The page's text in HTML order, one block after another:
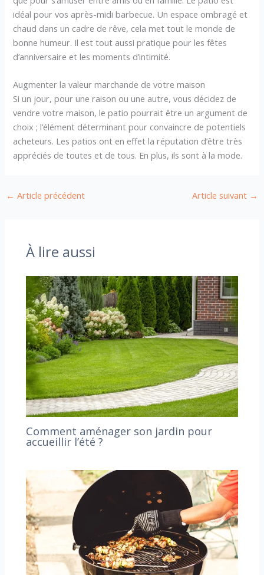
idéal pour vos après-midi barbecue. Un espace ombragé et
chaud dans un cadre de rêve, cela met tout le monde de
bonne humeur. Il est tout aussi pratique pour les fêtes
d’anniversaire et les moments d’intimité.
Augmenter la valeur marchande de votre maison
Si un jour, pour une raison ou une autre, vous décidez de
vendre votre maison, le patio pourrait être un argument de
choix ; l’élément déterminant pour convaincre de potentiels
acheteurs. Les patios ont en effet la réputation d’être très
appréciés de toutes et de tous. En plus, ils sont à la mode.
← Article précédent Article suivant →
À lire aussi
Comment aménager son jardin pour
accueillir l’été ?